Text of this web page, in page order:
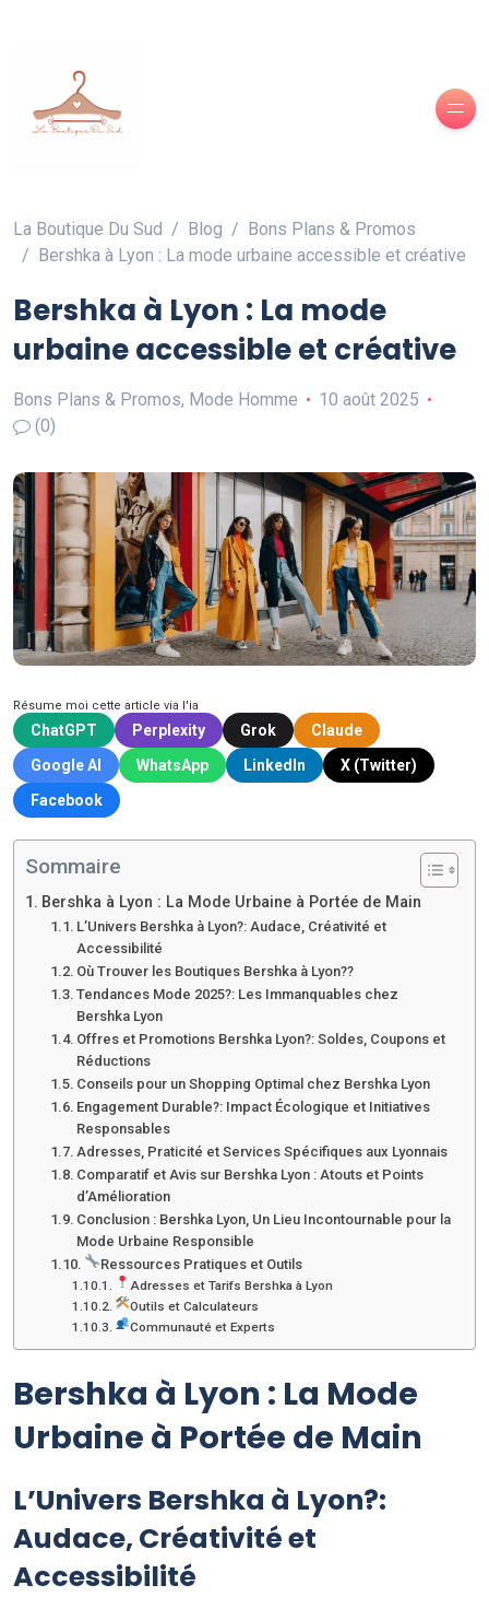
La Boutique Du Sud Blog
Bons Plans & Promos
Bershka à Lyon : La mode urbaine accessible et créative
Bershka à Lyon : La mode
urbaine accessible et créative
Bons Plans & Promos, Mode Homme
10 août 2025
(0)
Résume moi cette article via l'ia
ChatGPT Perplexity Grok
Claude
Google AI
WhatsApp LinkedIn
X (Twitter)
Facebook
Sommaire
Bershka à Lyon : La Mode Urbaine à Portée de Main
L’Univers Bershka à Lyon?: Audace, Créativité et
Accessibilité
Où Trouver les Boutiques Bershka à Lyon??
Tendances Mode 2025?: Les Immanquables chez
Bershka Lyon
Offres et Promotions Bershka Lyon?: Soldes, Coupons et
Réductions
Conseils pour un Shopping Optimal chez Bershka Lyon
Engagement Durable?: Impact Écologique et Initiatives
Responsables
Adresses, Praticité et Services Spécifiques aux Lyonnais
Comparatif et Avis sur Bershka Lyon : Atouts et Points
d’Amélioration
Conclusion : Bershka Lyon, Un Lieu Incontournable pour la
Mode Urbaine Responsible
Ressources Pratiques et Outils
Adresses et Tarifs Bershka à Lyon
Outils et Calculateurs
Communauté et Experts
Bershka à Lyon : La Mode
Urbaine à Portée de Main
L’Univers Bershka à Lyon?:
Audace, Créativité et
Accessibilité